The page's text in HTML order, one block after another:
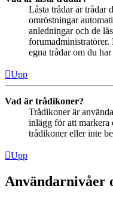
Låsta trådar är trådar
omröstningar
anledningar och de
forumadministratörer.
egna trådar om du
Upp
Vad är trådikoner?
Trådikoner är
inlägg för att markera
trådikoner eller inte
Upp
Användarnivåer